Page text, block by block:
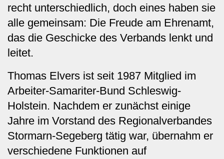
recht unterschiedlich, doch eines haben sie
alle gemeinsam: Die Freude am Ehrenamt,
das die Geschicke des Verbands lenkt und
leitet.
Thomas Elvers ist seit 1987 Mitglied im
Arbeiter-Samariter-Bund Schleswig-
Holstein. Nachdem er zunächst einige
Jahre im Vorstand des Regionalverbandes
Stormarn-Segeberg tätig war, übernahm er
verschiedene Funktionen auf